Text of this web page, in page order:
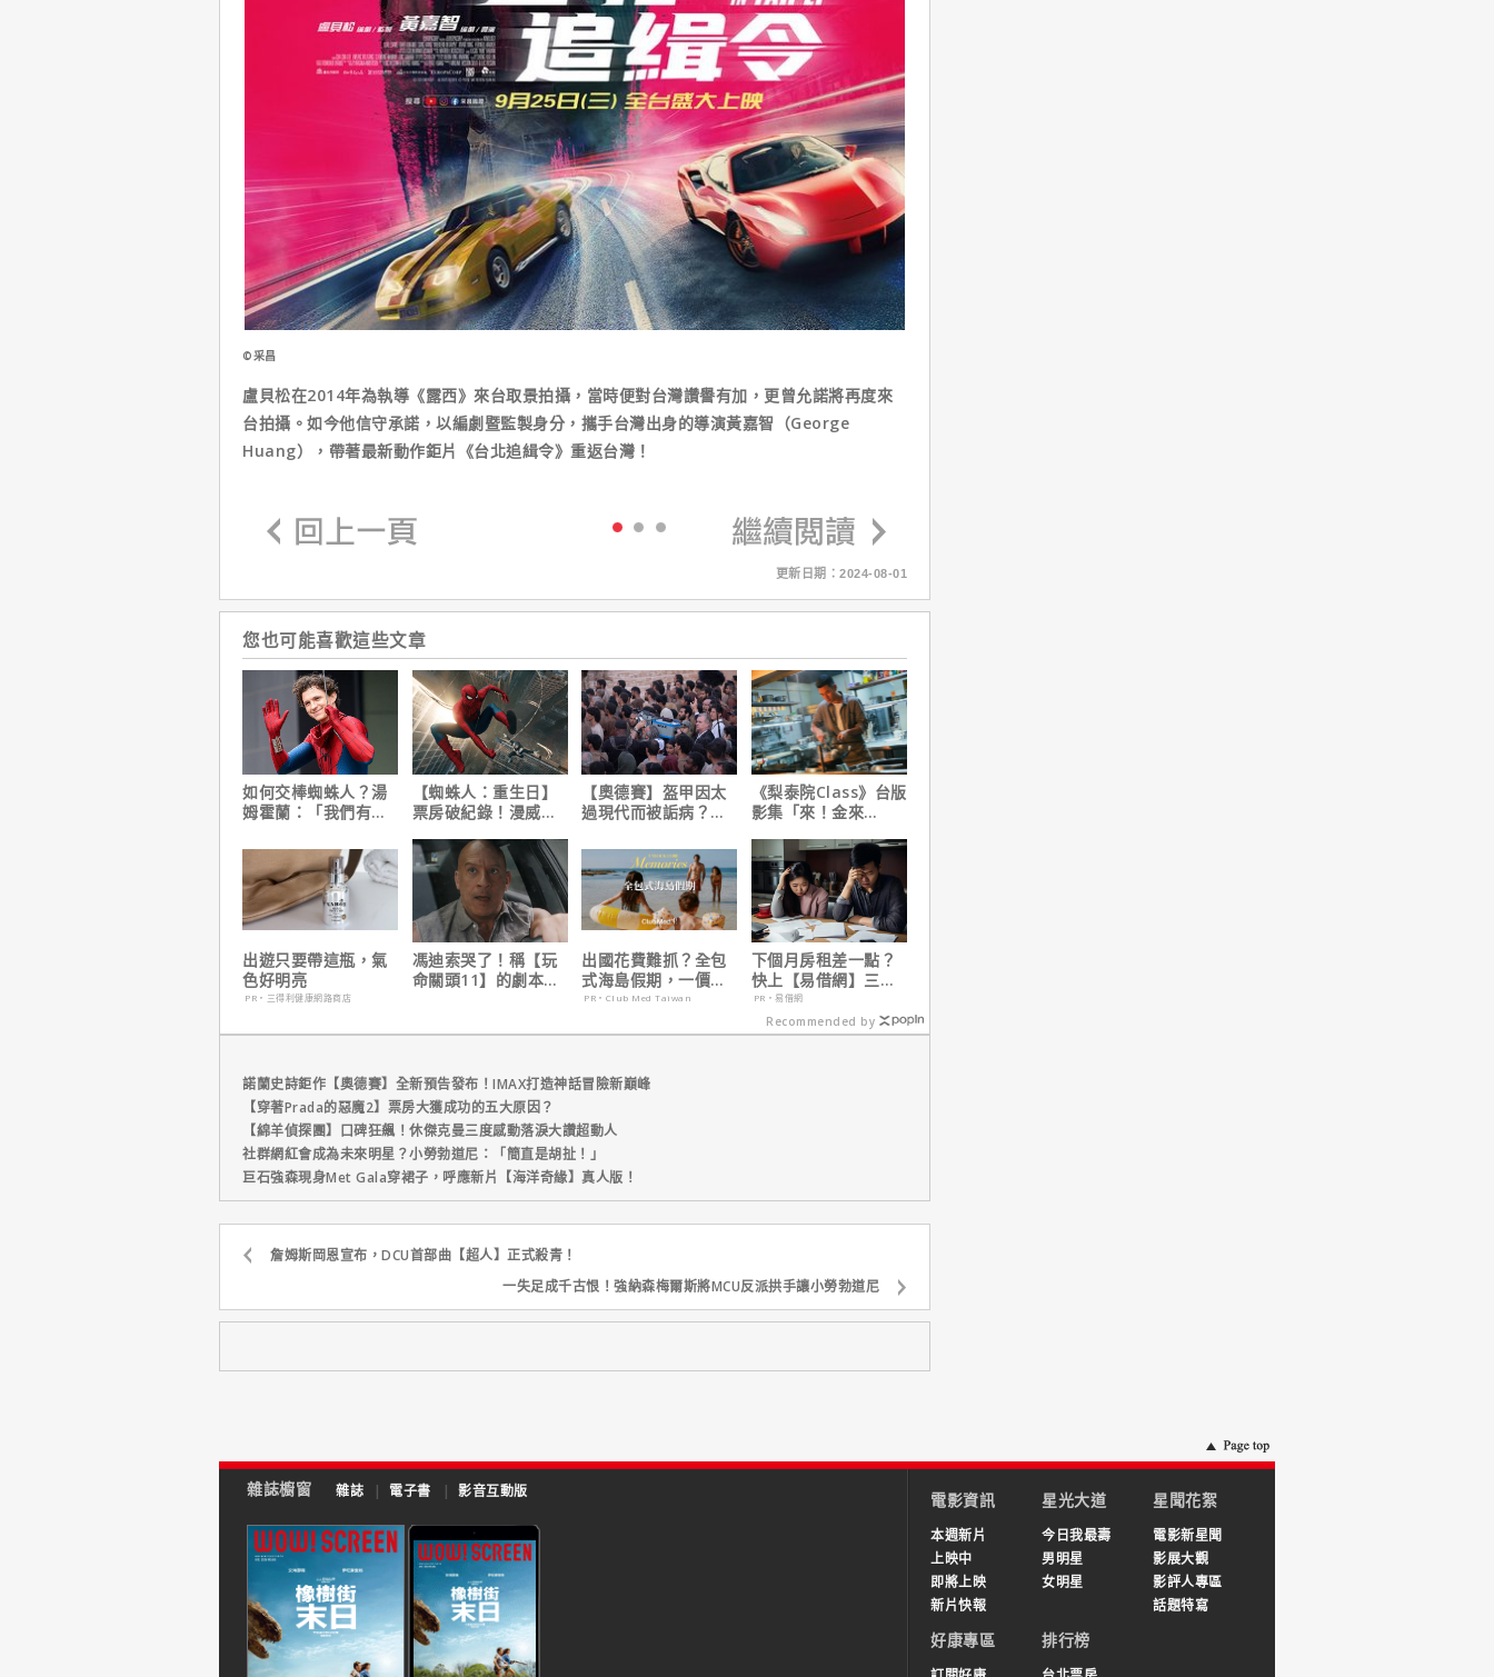
©采昌
盧貝松在2014年為執導《露西》來台取景拍攝，當時便對台灣讚譽有加，更曾允諾將再度來
台拍攝。如今他信守承諾，以編劇暨監製身分，攜手台灣出身的導演黃嘉智（George
Huang），帶著最新動作鉅片《台北追緝令》重返台灣！
更新日期：2024-08-01
您也可能喜歡這些文章
如何交棒蜘蛛人？湯
姆霍蘭：「我們有一
【蜘蛛人：重生日】
票房破紀錄！漫威總
讚！
【奧德賽】盔甲因太
過現代而被詬病？導
自解釋！
《梨泰院Class》台版
影集「來！金來
上線
出遊只要帶這瓶，氣
色好明亮
PR・三得利健康網路商店
馮迪索哭了！稱【玩
命關頭11】的劇本是
出國花費難抓？全包
式海島假期，一價搞
定食宿玩樂，省錢更
PR・Club Med Taiwan
下個月房租差一點？
快上【易借網】三分
鐘解決燃眉之急
PR・易借網
Recommended by
諾蘭史詩鉅作【奧德賽】全新預告發布！IMAX打造神話冒險新巔峰
【穿著Prada的惡魔2】票房大獲成功的五大原因？
【綿羊偵探團】口碑狂飆！休傑克曼三度感動落淚大讚超動人
社群網紅會成為未來明星？小勞勃道尼：「簡直是胡扯！」
巨石強森現身Met Gala穿裙子，呼應新片【海洋奇緣】真人版！
詹姆斯岡恩宣布，DCU首部曲【超人】正式殺青！
一失足成千古恨！強納森梅爾斯將MCU反派拱手讓小勞勃道尼
雜誌櫥窗 雜誌 | 電子書 | 影音互動版 電影資訊
本週新片
上映中
即將上映
新片快報
星光大道
今日我最壽
男明星
女明星
星聞花絮
電影新星聞
影展大觀
影評人專區
話題特寫
好康專區 排行榜